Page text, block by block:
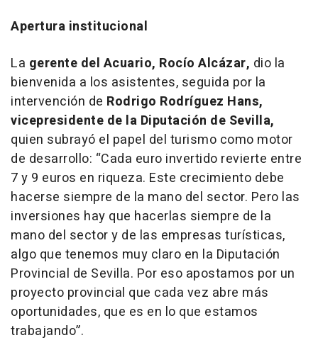
Apertura institucional
La gerente del Acuario, Rocío Alcázar, dio la
bienvenida a los asistentes, seguida por la
intervención de Rodrigo Rodríguez Hans,
vicepresidente de la Diputación de Sevilla,
quien subrayó el papel del turismo como motor
de desarrollo: “Cada euro invertido revierte entre
7 y 9 euros en riqueza. Este crecimiento debe
hacerse siempre de la mano del sector. Pero las
inversiones hay que hacerlas siempre de la
mano del sector y de las empresas turísticas,
algo que tenemos muy claro en la Diputación
Provincial de Sevilla. Por eso apostamos por un
proyecto provincial que cada vez abre más
oportunidades, que es en lo que estamos
trabajando”.